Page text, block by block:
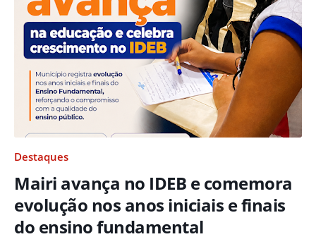
Destaques
Mairi avança no IDEB e comemora
evolução nos anos iniciais e finais
do ensino fundamental